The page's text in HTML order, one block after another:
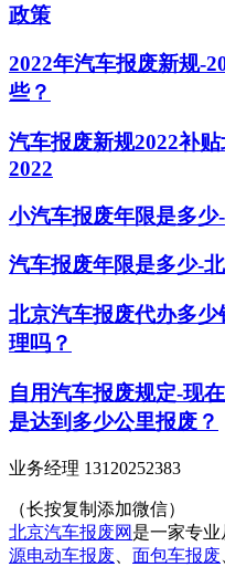
政策
2022年汽车报废新规-
些？
汽车报废新规2022补
2022
小汽车报废年限是多少
汽车报废年限是多少-
北京汽车报废代办多
理吗？
自用汽车报废规定-现
是达到多少公里报废？
业务经理 13120252383
（长按复制添加微信）
北京汽车报废网 是一家专业
源电动车报废
面包车报废